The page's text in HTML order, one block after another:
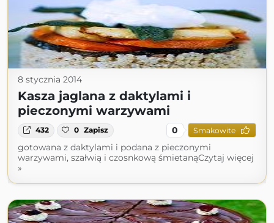
8 stycznia 2014
Kasza jaglana z daktylami i
pieczonymi warzywami
432 0 Zapisz 0 Smakowite
gotowana z daktylami i podana z pieczonymi
warzywami, szałwią i czosnkową śmietanąCzytaj więcej
»